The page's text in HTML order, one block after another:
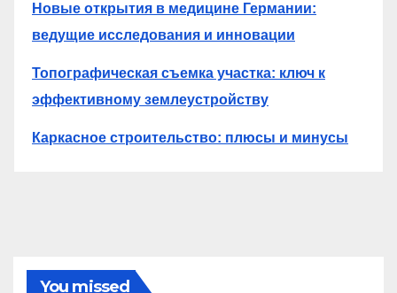
Новые открытия в медицине Германии:
ведущие исследования и инновации
Топографическая съемка участка: ключ к
эффективному землеустройству
Каркасное строительство: плюсы и минусы
You missed